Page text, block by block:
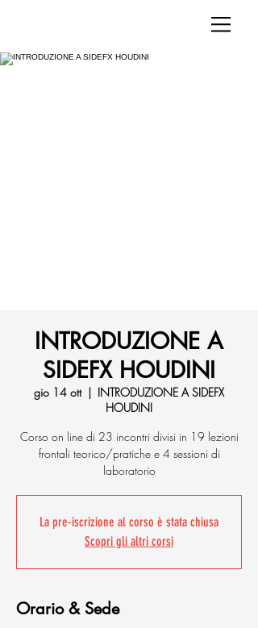
INTRODUZIONE A
SIDEFX HOUDINI
gio 14 ott
  |
INTRODUZIONE A SIDEFX
HOUDINI
Corso on line di 23 incontri divisi in 19 lezioni
frontali teorico/pratiche e 4 sessioni di
laboratorio
La pre-iscrizione al corso è stata chiusa
Scopri gli altri corsi
Orario & Sede